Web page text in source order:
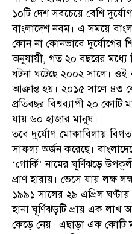
১০টি দেশ সবচেয়ে বেশি
বাংলাদেশ নবম। এ সময়ে
কোন না কোনভাবে দুর্যোগের
অনুযায়ী, গত ২০ বছরের মধ্যে
ঘটনা ঘটেছে ২০০২ সালে।
আক্রান্ত হয়। ২০১৫ সালে ৪৩
প্রতিবছর বিশ্বব্যাপী ২০ কোটি
যায় ৬০ হাজার মানুষ।
তবে দুর্যোগ মোকাবিলায়
সাফল্য অর্জন করেছে।
‘গোর্কি’ নামের ঘূর্ণিঝড়ে
প্রাণ হারায়। ভেসে যায় লক্ষ
১৯৯১ সালের ২৯ এপ্রিল
হানা ঘূর্ণিঝড়টি প্রায় এক লাখ
কেড়ে নেয়। এছাড়া এক কোটি